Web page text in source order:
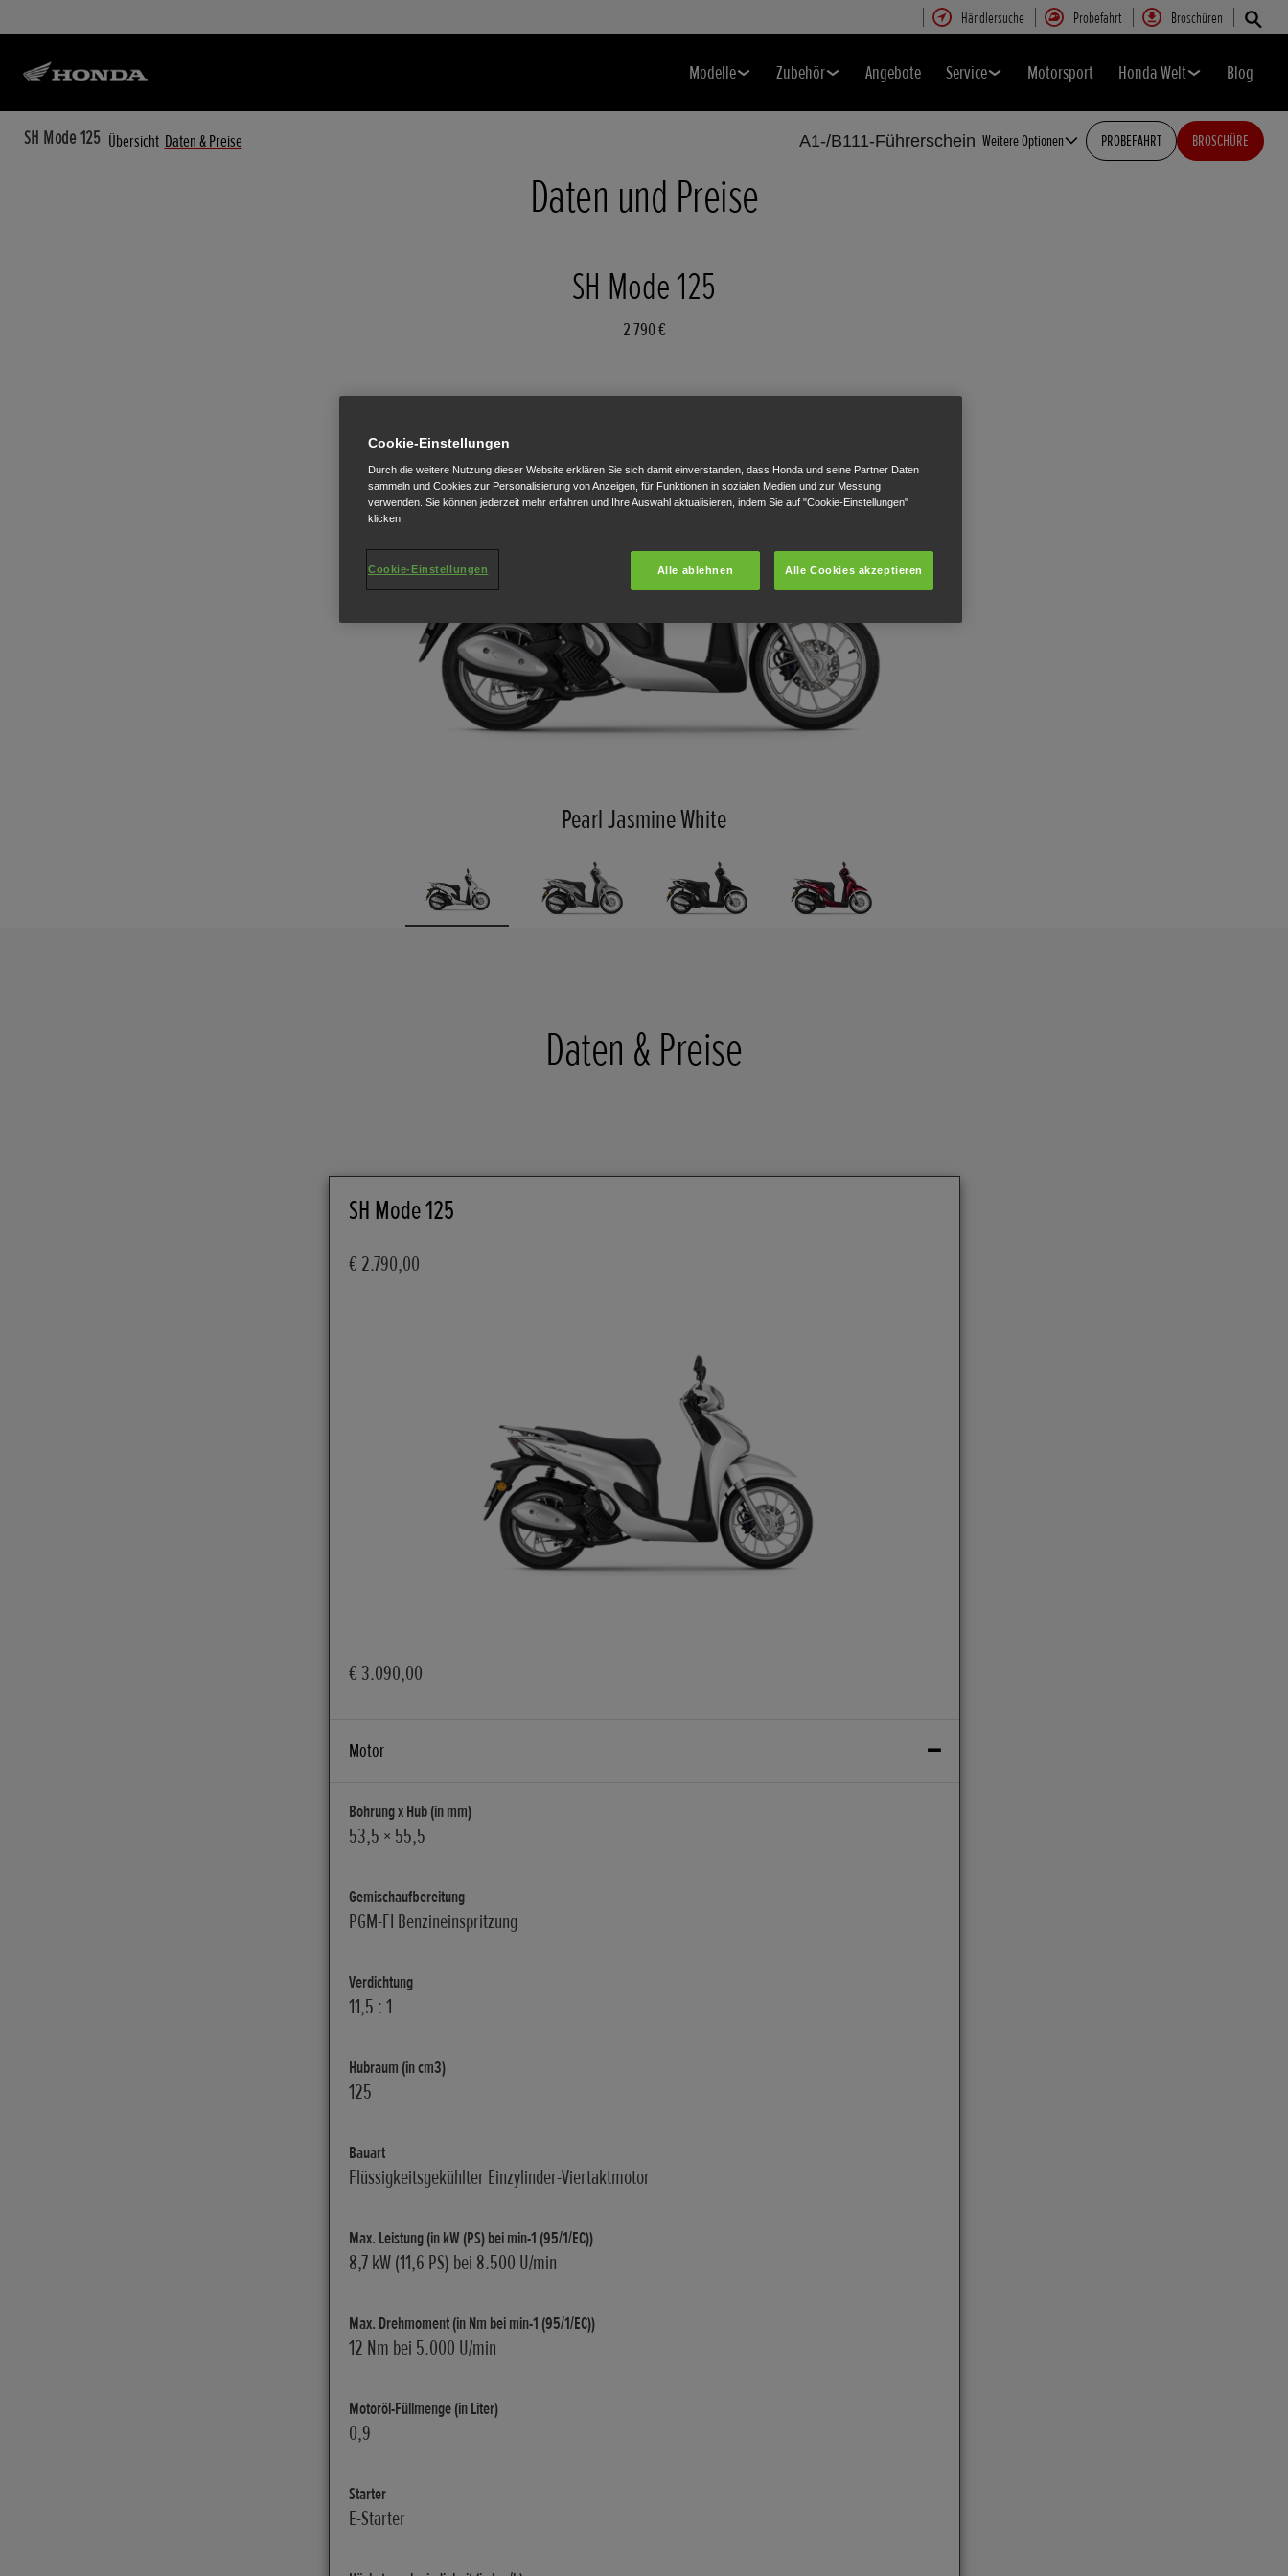
Händlersuche Probefahrt Broschüren
Modelle Zubehör Angebote Service Motorsport Honda Welt Blog
SH Mode 125 Übersicht Daten & Preise A1-/B111-Führerschein Weitere Optionen PROBEFAHRT BROSCHÜRE
Daten und Preise
SH Mode 125
2 790 €
Pearl Jasmine White
Daten & Preise
SH Mode 125
€ 2.790,00
€ 3.090,00
Motor
Bohrung x Hub (in mm)
53,5 × 55,5
Gemischaufbereitung
PGM-FI Benzineinspritzung
Verdichtung
11,5 : 1
Hubraum (in cm3)
125
Bauart
Flüssigkeitsgekühlter Einzylinder-Viertaktmotor
Max. Leistung (in kW (PS) bei min-1 (95/1/EC))
8,7 kW (11,6 PS) bei 8.500 U/min
Max. Drehmoment (in Nm bei min-1 (95/1/EC))
12 Nm bei 5.000 U/min
Motoröl-Füllmenge (in Liter)
0,9
Starter
E-Starter
Cookie-Einstellungen
Durch die weitere Nutzung dieser Website erklären Sie sich damit einverstanden, dass Honda und seine Partner Daten
sammeln und Cookies zur Personalisierung von Anzeigen, für Funktionen in sozialen Medien und zur Messung
verwenden. Sie können jederzeit mehr erfahren und Ihre Auswahl aktualisieren, indem Sie auf "Cookie-Einstellungen"
klicken.
Alle ablehnen Alle Cookies akzeptieren
Cookie-Einstellungen